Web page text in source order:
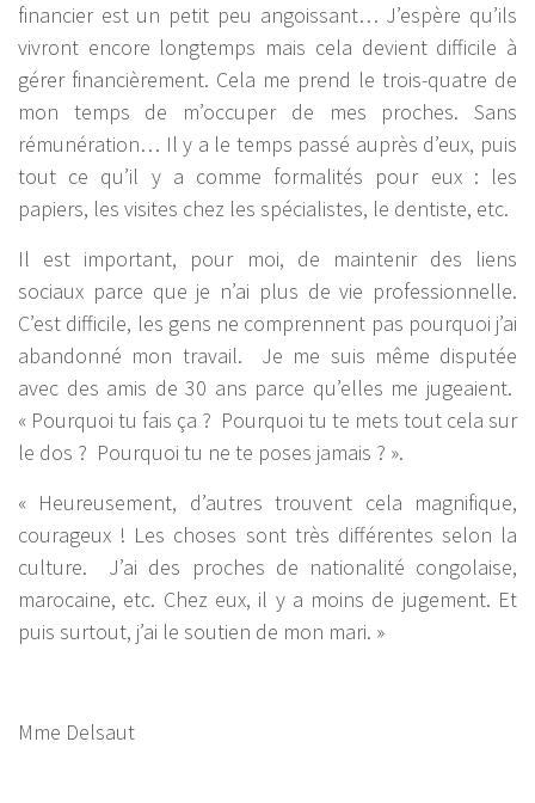
financier est un petit peu angoissant… J’espère qu’ils
vivront encore longtemps mais cela devient difficile à
gérer financièrement. Cela me prend le trois-quatre de
mon temps de m’occuper de mes proches. Sans
rémunération… Il y a le temps passé auprès d’eux, puis
tout ce qu’il y a comme formalités pour eux : les
papiers, les visites chez les spécialistes, le dentiste, etc.
Il est important, pour moi, de maintenir des liens
sociaux parce que je n’ai plus de vie professionnelle.
C’est difficile, les gens ne comprennent pas pourquoi j’ai
abandonné mon travail. Je me suis même disputée
avec des amis de 30 ans parce qu’elles me jugeaient.
« Pourquoi tu fais ça ? Pourquoi tu te mets tout cela sur
le dos ? Pourquoi tu ne te poses jamais ? ».
« Heureusement, d’autres trouvent cela magnifique,
courageux ! Les choses sont très différentes selon la
culture. J’ai des proches de nationalité congolaise,
marocaine, etc. Chez eux, il y a moins de jugement. Et
puis surtout, j’ai le soutien de mon mari. »
Mme Delsaut